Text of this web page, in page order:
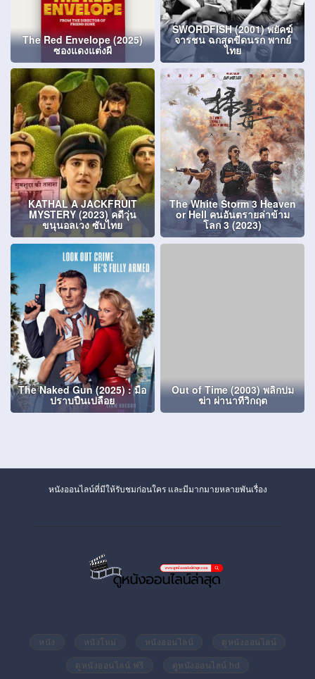
The Red Envelope (2025)
ซองแดงแต่งผี
SWORDFISH (2001) พยัคฆ์
จารชน ฉกสุดขีดนรก พากย์
ไทย
KATHAL A JACKFRUIT
MYSTERY (2023) คดีวุ่น
ขนุนอลเวง ซับไทย
The White Storm 3 Heaven
or Hell คนอันตรายล่าข้าม
โลก 3 (2023)
The Naked Gun (2025) : มือ
ปราบปืนเปลือย
Out of Time (2003) พลิกปม
ฆ่า ผ่านาทีวิกฤต
หนังออนไลน์ที่มีให้รับชมก่อนใคร และมีมากมายหลายพันเรื่อง
หนัง หนังใหม่ หนังออนไลน์
ดูหนังออนไลน์
ดูหนังออนไลน์ ฟรี
ดูหนังออนไลน์ hd